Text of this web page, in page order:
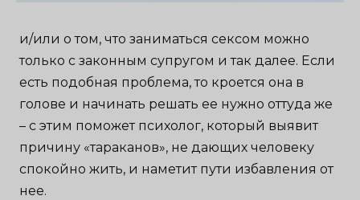
и/или о том, что заниматься сексом можно
только с законным супругом и так далее. Если
есть подобная проблема, то кроется она в
голове и начинать решать ее нужно оттуда же
– с этим поможет психолог, который выявит
причину «тараканов», не дающих человеку
спокойно жить, и наметит пути избавления от
нее.